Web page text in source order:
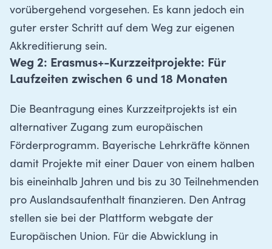
vorübergehend vorgesehen. Es kann jedoch ein
guter erster Schritt auf dem Weg zur eigenen
Akkreditierung sein.
Weg 2: Erasmus+-Kurzzeitprojekte: Für
Laufzeiten zwischen 6 und 18 Monaten
Die Beantragung eines Kurzzeitprojekts ist ein
alternativer Zugang zum europäischen
Förderprogramm. Bayerische Lehrkräfte können
damit Projekte mit einer Dauer von einem halben
bis eineinhalb Jahren und bis zu 30 Teilnehmenden
pro Auslandsaufenthalt finanzieren. Den Antrag
stellen sie bei der Plattform webgate der
Europäischen Union. Für die Abwicklung in